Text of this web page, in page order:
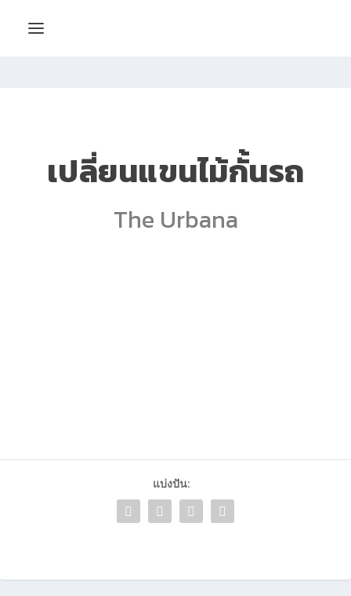
เปลี่ยนแขนไม้กั้นรถ
The Urbana
แบ่งปัน: